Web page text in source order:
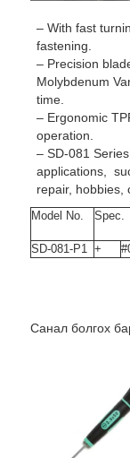
– With fast
fastening.
– Precision
Molybdenum
time.
– Ergonomic
operation.
– SD-081
applications,
repair, hobbies,
Model No. Spec.
SD-081-P1 +
Санал болгох